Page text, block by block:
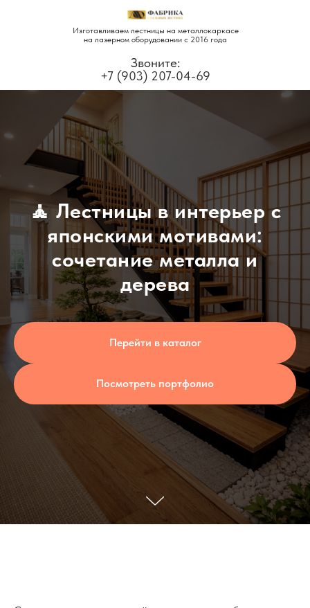
+7 (903) 207-04-69
Звоните:
Изготавливаем лестницы на металлокаркасе
на лазерном оборудовании с 2016 года
🧘 Лестницы в интерьер с
японскими мотивами:
сочетание металла и
дерева
Перейти в каталог
Посмотреть портфолио